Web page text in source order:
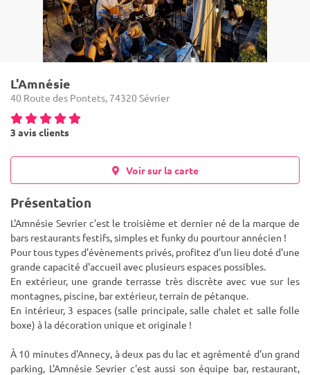
L'Amnésie
40 Route des Pontets, 74320 Sévrier
3 avis clients
Voir sur la carte
Présentation
L'Amnésie Sevrier c'est le troisième et dernier né de la marque de
bars restaurants festifs, simples et funky du pourtour annécien !
Pour tous types d'évènements privés, profitez d'un lieu doté d'une
grande capacité d'accueil avec plusieurs espaces possibles.
En extérieur, une grande terrasse très discrète avec vue sur les
montagnes, piscine, bar extérieur, terrain de pétanque.
En intérieur, 3 espaces (salle principale, salle chalet et salle folle
boxe) à la décoration unique et originale !
À 10 minutes d'Annecy, à deux pas du lac et agrémenté d'un grand
parking, L'Amnésie Sevrier c'est aussi son équipe bar, restaurant,